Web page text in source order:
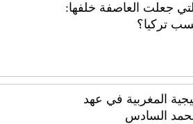
جعلت العاصفة خلفها:
تركيا؟
المغربية في عهد
السادس